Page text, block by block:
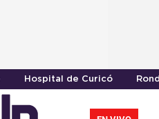
Hospital de Curicó